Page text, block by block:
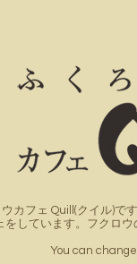
カフェ Quill(クイル)
しています。フクロ
You can